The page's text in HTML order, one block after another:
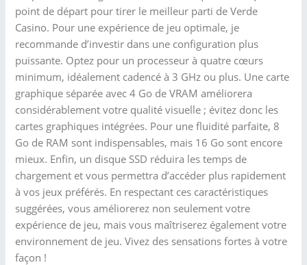
point de départ pour tirer le meilleur parti de Verde
Casino. Pour une expérience de jeu optimale, je
recommande d’investir dans une configuration plus
puissante. Optez pour un processeur à quatre cœurs
minimum, idéalement cadencé à 3 GHz ou plus. Une carte
graphique séparée avec 4 Go de VRAM améliorera
considérablement votre qualité visuelle ; évitez donc les
cartes graphiques intégrées. Pour une fluidité parfaite, 8
Go de RAM sont indispensables, mais 16 Go sont encore
mieux. Enfin, un disque SSD réduira les temps de
chargement et vous permettra d’accéder plus rapidement
à vos jeux préférés. En respectant ces caractéristiques
suggérées, vous améliorerez non seulement votre
expérience de jeu, mais vous maîtriserez également votre
environnement de jeu. Vivez des sensations fortes à votre
façon !